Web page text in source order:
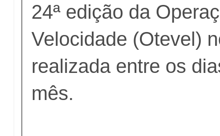
24ª edição da
Velocidade (Otevel)
realizada entre os
mês.